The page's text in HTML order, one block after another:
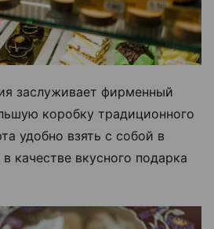
заслуживает фирменный
коробку традиционного
удобно взять с собой в
качестве вкусного подарка